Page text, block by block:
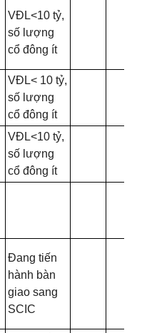
VĐL<10 tỷ,
số lượng
cổ đông ít
VĐL< 10 tỷ,
số lượng
cổ đông ít
VĐL<10 tỷ,
số lượng
cổ đông ít
Đang tiến
hành bàn
giao sang
SCIC